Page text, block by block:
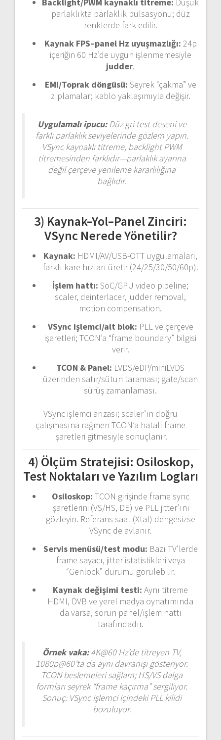
parlaklıkta parlaklık pulsasyonu; düz
renklerde fark edilir.
Kaynak FPS–panel Hz uyuşmazlığı: 24p
içeriğin 60 Hz’de uygun işlenmemesiyle
judder.
EMI/Toprak döngüsü: Seyrek “çakma” ve
zıplamalar; kablo yaklaşımıyla değişir.
Uygulamalı ipucu:Düz gri test deseni ve
farklı parlaklık seviyelerinde gözlem yapın.
VSync kaynaklı titreme, backlight PWM
titremesinden farklıdır—parlaklık ayarına
değil çerçeve yenileme kararlılığına
bağlıdır.
3) Kaynak–Yol–Panel Zinciri:
VSync Nerede Yönetilir?
Kaynak: HDMI/AV/USB-OTT uygulamaları,
farklı kare hızları üretir (24/25/30/50/60p).
İşlem hattı: SoC/GPU video pipeline;
scaler, deinterlacer, judder removal,
motion compensation.
VSync işlemci/alt blok: PLL ve çerçeve
işaretleri; TCON’a “frame boundary” bilgisi
verir.
TCON & Panel: LVDS/eDP/miniLVDS
üzerinden satır/sütun taraması; gate/scan
sürüş zamanlaması.
VSync işlemci arızası; scaler’ın doğru
çalışmasına rağmen TCON’a hatalı frame
işaretleri gitmesiyle sonuçlanır.
4) Ölçüm Stratejisi: Osiloskop,
Test Noktaları ve Yazılım Logları
Osiloskop: TCON girişinde frame sync
işaretlerini (VS/HS, DE) ve PLL jitter’ını
gözleyin. Referans saat (Xtal) dengesizse
VSync de avlanır.
Servis menüsü/test modu: Bazı TV’lerde
frame sayacı, jitter istatistikleri veya
“Genlock” durumu görülebilir.
Kaynak değişimi testi: Aynı titreme
HDMI, DVB ve yerel medya oynatımında
da varsa, sorun panel/işlem hattı
tarafındadır.
Örnek vaka:4K@60 Hz’de titreyen TV,
1080p@60’ta da aynı davranışı gösteriyor.
TCON beslemeleri sağlam; HS/VS dalga
formları seyrek “frame kaçırma” sergiliyor.
Sonuç: VSync işlemci içindeki PLL kilidi
bozuluyor.